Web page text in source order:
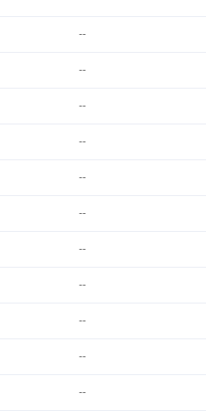
--
--
--
--
--
--
--
--
--
--
--